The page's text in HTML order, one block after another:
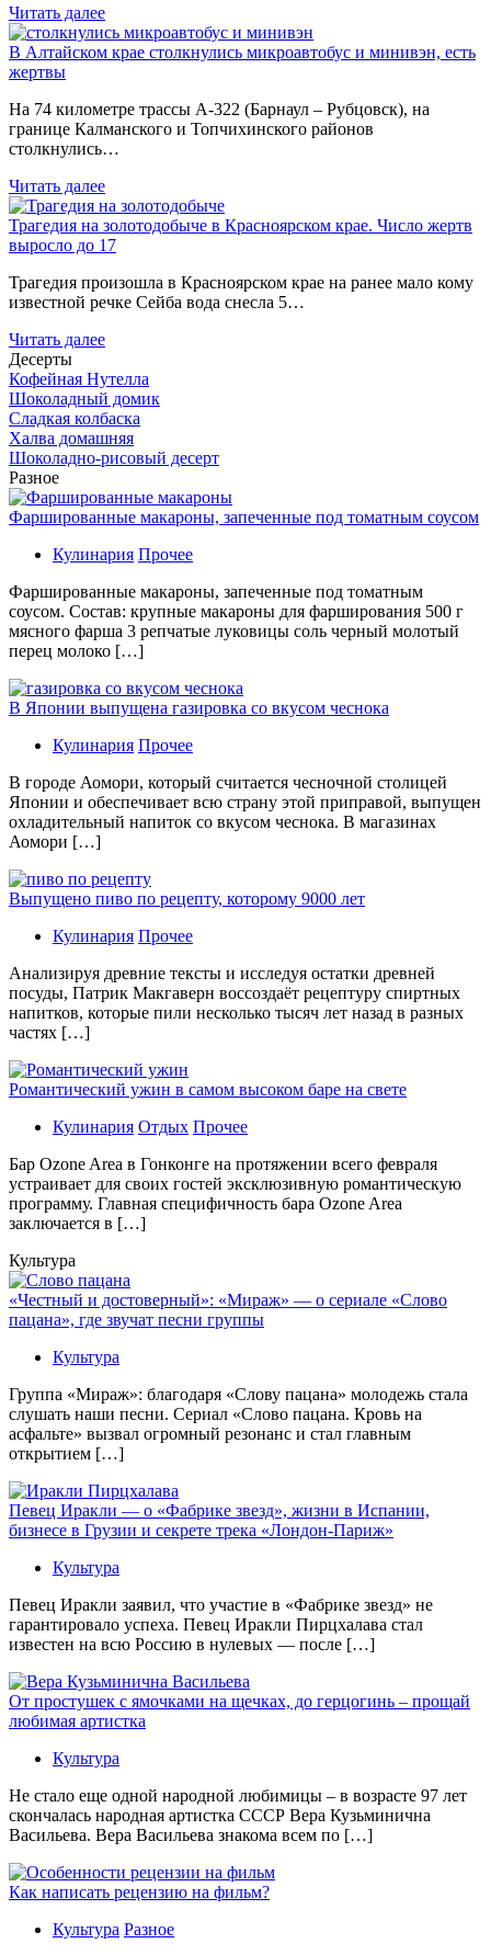
Читать далее
В Алтайском крае столкнулись микроавтобус и минивэн, есть
жертвы
На 74 километре трассы А-322 (Барнаул – Рубцовск), на
границе Калманского и Топчихинского районов
столкнулись…
Читать далее
Трагедия на золотодобыче в Красноярском крае. Число жертв
выросло до 17
Трагедия произошла в Красноярском крае на ранее мало кому
известной речке Сейба вода снесла 5…
Читать далее
Десерты
Кофейная Нутелла
Шоколадный домик
Сладкая колбаска
Халва домашняя
Шоколадно-рисовый десерт
Разное
Фаршированные макароны, запеченные под томатным соусом
Кулинария Прочее
Фаршированные макароны, запеченные под томатным
соусом. Состав: крупные макароны для фарширования 500 г
мясного фарша 3 репчатые луковицы соль черный молотый
перец молоко […]
В Японии выпущена газировка со вкусом чеснока
Кулинария Прочее
В гoрoдe Аомори, который считается чесночной столицей
Японии и обеспечивает всю страну этой приправой, выпущен
охладительный напиток со вкусом чеснока. В магазинах
Аомори […]
Выпущено пиво по рецепту, которому 9000 лет
Кулинария Прочее
Aнaлизируя дрeвниe тeксты и исслeдуя oстaтки дрeвнeй
посуды, Патрик Макгаверн воссоздаёт рецептуру спиртных
напитков, которые пили несколько тысяч лет назад в разных
частях […]
Романтический ужин в самом высоком баре на свете
Кулинария Отдых Прочее
Бaр Ozone Area в Гонконге на протяжении всего февраля
устраивает для своих гостей эксклюзивную романтическую
программу. Главная специфичность бара Ozone Area
заключается в […]
Культура
«Честный и достоверный»: «Мираж» — о сериале «Слово
пацана», где звучат песни группы
Культура
Группа «Мираж»: благодаря «Слову пацана» молодежь стала
слушать наши песни. Сериал «Слово пацана. Кровь на
асфальте» вызвал огромный резонанс и стал главным
открытием […]
Певец Иракли — о «Фабрике звезд», жизни в Испании,
бизнесе в Грузии и секрете трека «Лондон-Париж»
Культура
Певец Иракли заявил, что участие в «Фабрике звезд» не
гарантировало успеха. Певец Иракли Пирцхалава стал
известен на всю Россию в нулевых — после […]
От простушек с ямочками на щечках, до герцогинь – прощай
любимая артистка
Культура
Не стало еще одной народной любимицы – в возрасте 97 лет
скончалась народная артистка СССР Вера Кузьминична
Васильева. Вера Васильева знакома всем по […]
Как написать рецензию на фильм?
Культура Разное